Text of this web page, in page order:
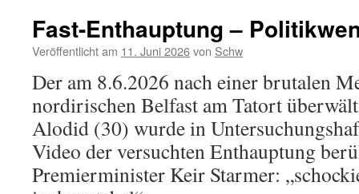
Fast-Enthauptung –
Veröffentlicht am 11. Juni 2026von Schw
Der am 8.6.2026 nach einer brutalen
nordirischen Belfast am Tatort
Alodid (30) wurde in
Video der versuchten Enthauptung
Premierminister Keir Starmer: